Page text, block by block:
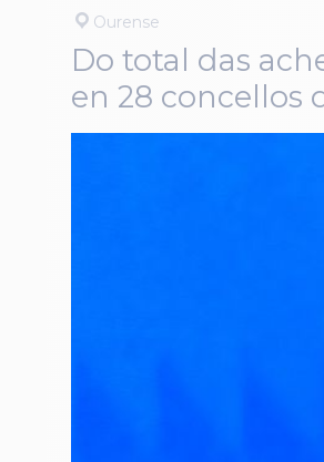
Ourense
Do total das
en 28 concellos